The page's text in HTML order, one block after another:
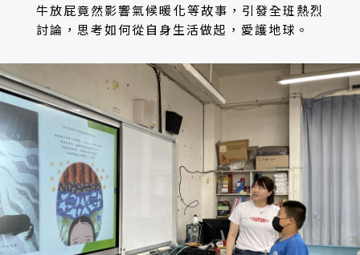
牛放屁竟然影響氣候暖化等故事，引發全班熱烈
討論，思考如何從自身生活做起，愛護地球。